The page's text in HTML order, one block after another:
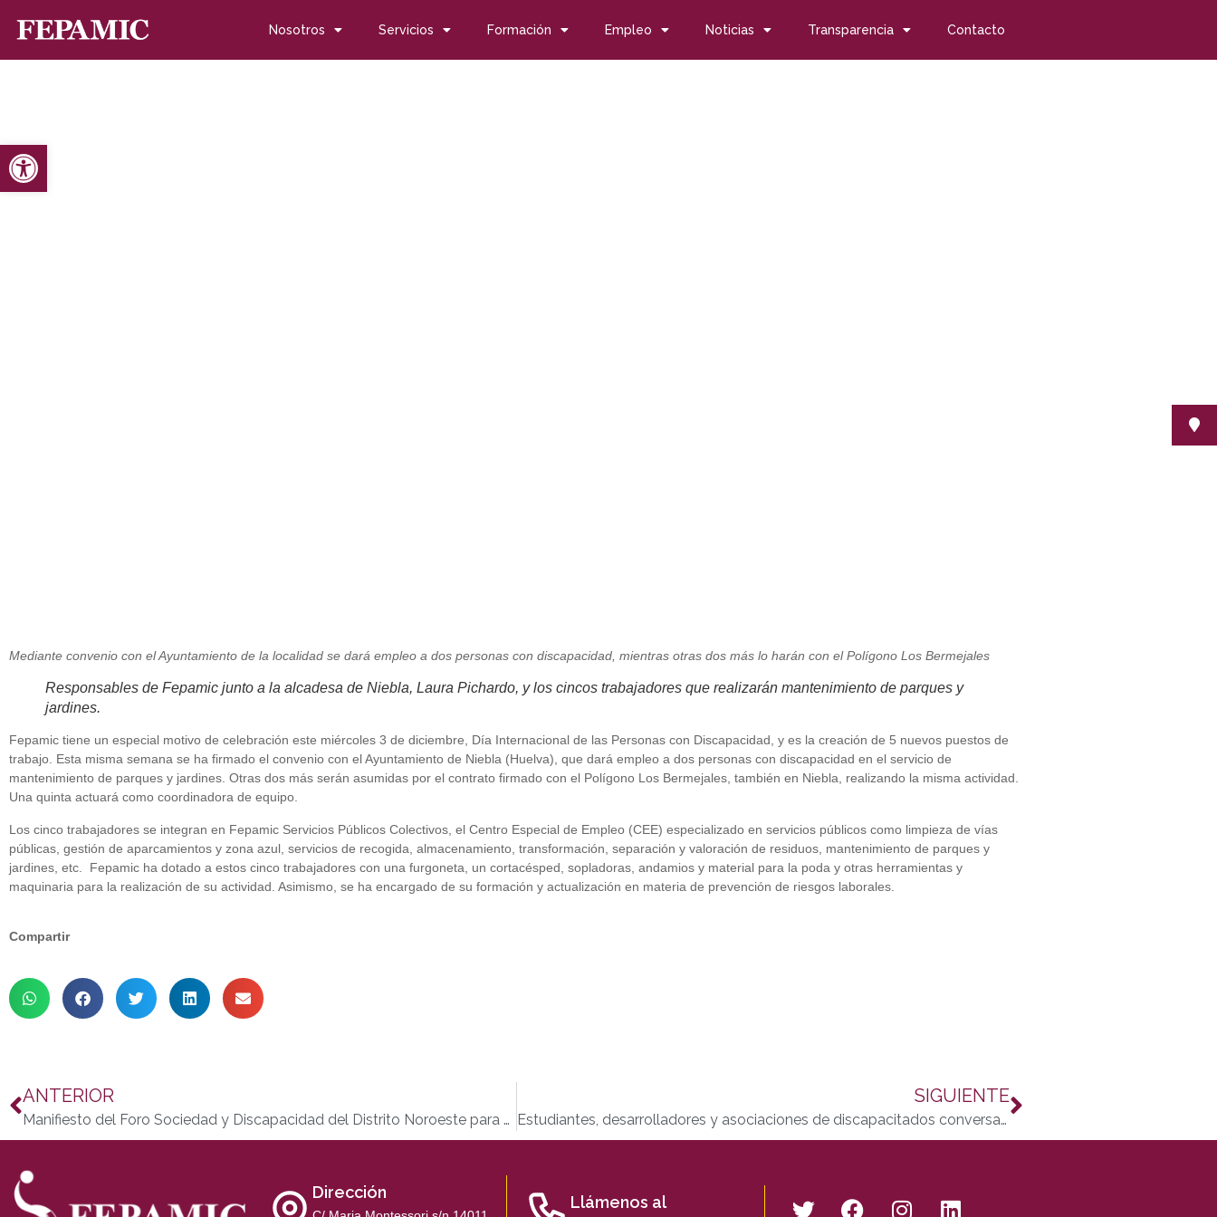
Abrir barra de herramientas
Nosotros Servicios Formación Empleo Noticias Transparencia Contacto
Mediante convenio con el Ayuntamiento de la localidad se dará empleo a dos personas con discapacidad, mientras otras dos más lo harán con el Polígono Los Bermejales
Responsables de Fepamic junto a la alcadesa de Niebla, Laura Pichardo, y los cincos trabajadores que realizarán mantenimiento de parques y
jardines.
Fepamic tiene un especial motivo de celebración este miércoles 3 de diciembre, Día Internacional de las Personas con Discapacidad, y es la creación de 5 nuevos puestos de
trabajo. Esta misma semana se ha firmado el convenio con el Ayuntamiento de Niebla (Huelva), que dará empleo a dos personas con discapacidad en el servicio de
mantenimiento de parques y jardines. Otras dos más serán asumidas por el contrato firmado con el Polígono Los Bermejales, también en Niebla, realizando la misma actividad.
Una quinta actuará como coordinadora de equipo.
Los cinco trabajadores se integran en Fepamic Servicios Públicos Colectivos, el Centro Especial de Empleo (CEE) especializado en servicios públicos como limpieza de vías
públicas, gestión de aparcamientos y zona azul, servicios de recogida, almacenamiento, transformación, separación y valoración de residuos, mantenimiento de parques y
jardines, etc. Fepamic ha dotado a estos cinco trabajadores con una furgoneta, un cortacésped, sopladoras, andamios y material para la poda y otras herramientas y
maquinaria para la realización de su actividad. Asimismo, se ha encargado de su formación y actualización en materia de prevención de riesgos laborales.
Compartir
ANTERIOR
Manifiesto del Foro Sociedad y Discapacidad del Distrito Noroeste para el Día Internacional de las Personas con Discapacidad 2014
SIGUIENTE
Estudiantes, desarrolladores y asociaciones de discapacitados conversan sobre tecnología y accesibilidad en Apps4all
Dirección Llámenos al